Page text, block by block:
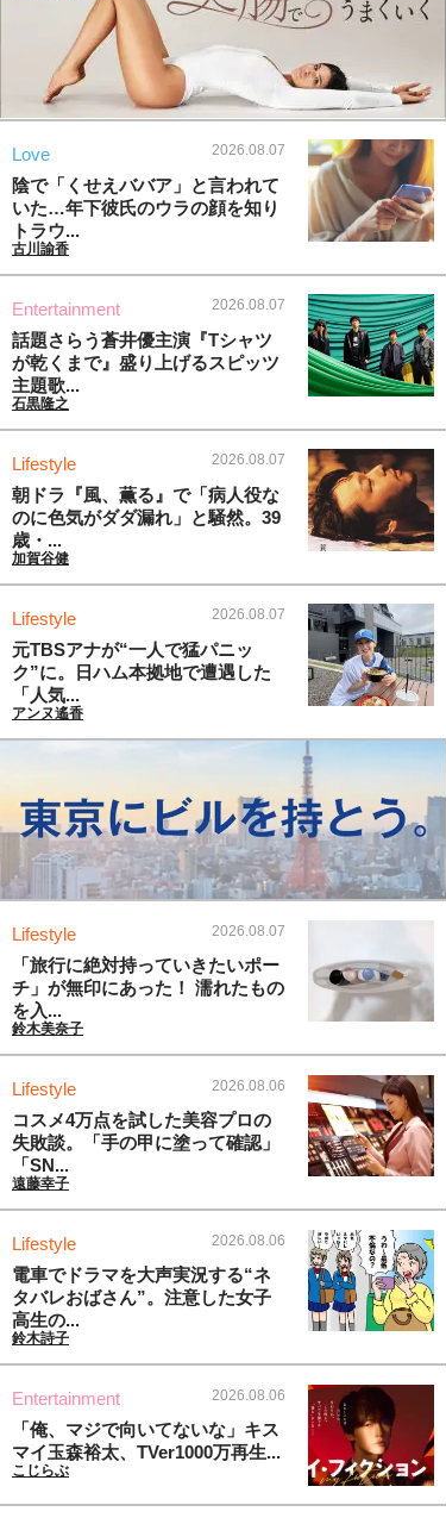
Love 2026.08.07
陰で「くせえババア」と言われて
いた…年下彼氏のウラの顔を知り
トラウ...
古川諭香
Entertainment 2026.08.07
話題さらう蒼井優主演『Tシャツ
が乾くまで』盛り上げるスピッツ
主題歌...
石黒隆之
Lifestyle 2026.08.07
朝ドラ『風、薫る』で「病人役な
のに色気がダダ漏れ」と騒然。39
歳・...
加賀谷健
Lifestyle 2026.08.07
元TBSアナが“一人で猛パニッ
ク”に。日ハム本拠地で遭遇した
「人気...
アンヌ遙香
Lifestyle 2026.08.07
「旅行に絶対持っていきたいポー
チ」が無印にあった！ 濡れたもの
を入...
鈴木美奈子
Lifestyle 2026.08.06
コスメ4万点を試した美容プロの
失敗談。「手の甲に塗って確認」
「SN...
遠藤幸子
Lifestyle 2026.08.06
電車でドラマを大声実況する“ネ
タバレおばさん”。注意した女子
高生の...
鈴木詩子
Entertainment 2026.08.06
「俺、マジで向いてないな」キス
マイ玉森裕太、TVer1000万再生...
こじらぶ